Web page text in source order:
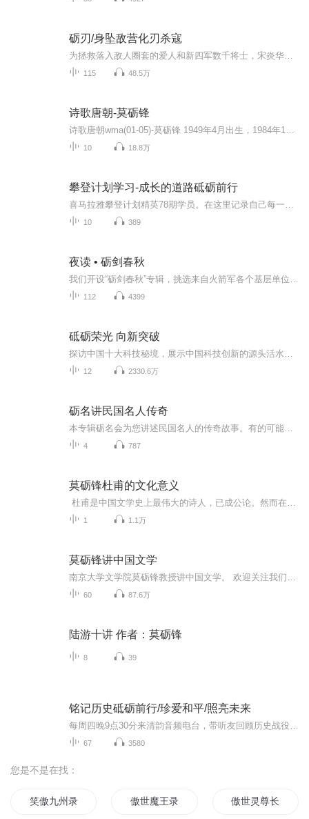
砺刃/身坠敌营化刃杀寇
115 48.5万
诗歌唐朝-莫砺锋
10 18.8万
攀登计划学习-成长的道路砥砺前行
10 389
夜读 • 砺剑春秋
112 4399
砥砺荣光 向新突破
12 2330.6万
砺名讲民国名人传奇
4 787
莫砺锋杜甫的文化意义
1 1.1万
莫砺锋讲中国文学
60 87.6万
陆游十讲 作者：莫砺锋
8 39
铭记历史砥砺前行/珍爱和平/照亮未来
67 3580
您是不是在找：
笑傲九州录 傲世魔王录 傲世灵尊长生录